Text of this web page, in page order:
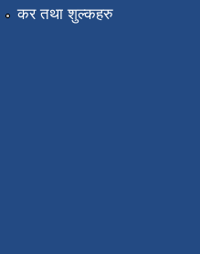
कर तथा शुल्कहरु